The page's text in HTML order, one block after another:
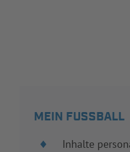
MEIN FUSSBALL
Inhalte